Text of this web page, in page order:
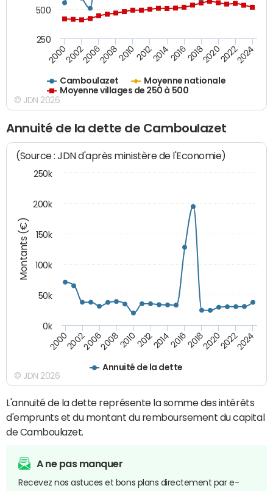
Camboulazet
Moyenne nationale
Moyenne villages de 250 à 500
200020022006200820102012201420162018202020222024
250
500
© JDN 2026
Annuité de la dette de Camboulazet
Montants (€)
(Source : JDN d'après ministère de l'Economie)
Annuité de la dette
200020022006200820102012201420162018202020222024
0k
50k
100k
150k
200k
250k
© JDN 2026
L'annuité de la dette représente la somme des intérêts
d'emprunts et du montant du remboursement du capital
de Camboulazet.
A ne pas manquer
Recevez nos astuces et bons plans directement par e-